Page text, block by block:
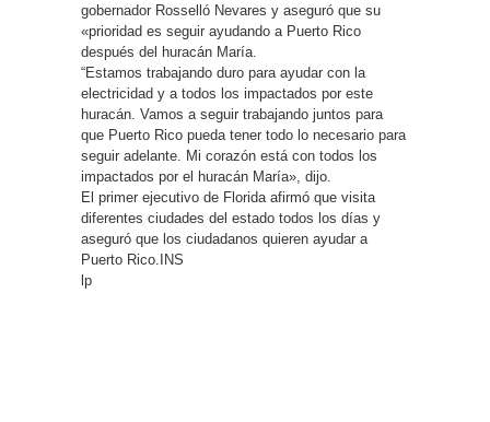
gobernador Rosselló Nevares y aseguró que su
«prioridad es seguir ayudando a Puerto Rico
después del huracán María.
“Estamos trabajando duro para ayudar con la
electricidad y a todos los impactados por este
huracán. Vamos a seguir trabajando juntos para
que Puerto Rico pueda tener todo lo necesario para
seguir adelante. Mi corazón está con todos los
impactados por el huracán María», dijo.
El primer ejecutivo de Florida afirmó que visita
diferentes ciudades del estado todos los días y
aseguró que los ciudadanos quieren ayudar a
Puerto Rico.INS
lp